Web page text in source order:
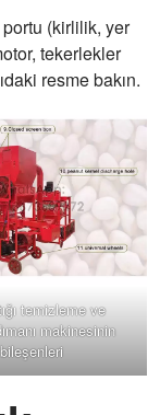
(kirlilik, yer
tekerlekler
resme bakın.
temizleme ve
makinesinin
bileşenleri